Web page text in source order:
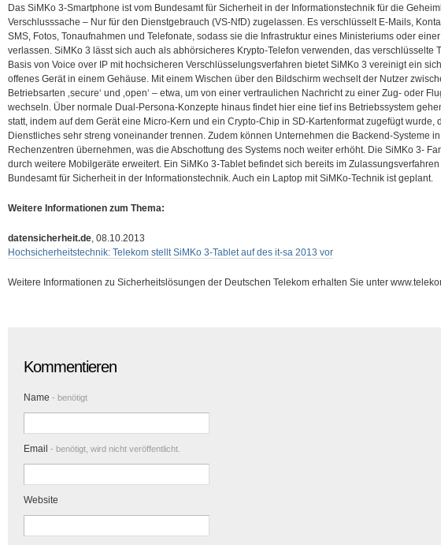
Das SiMKo 3-Smartphone ist vom Bundesamt für Sicherheit in der Informationstechnik für die
Verschlusssache – Nur für den Dienstgebrauch (VS-NfD) zugelassen. Es verschlüsselt E-Mails,
SMS, Fotos, Tonaufnahmen und Telefonate, sodass sie die Infrastruktur eines Ministeriums oder
verlassen. SiMKo 3 lässt sich auch als abhörsicheres Krypto-Telefon verwenden, das verschlüsselte
Basis von Voice over IP mit hochsicheren Verschlüsselungsverfahren bietet SiMKo 3 vereinigt ein
offenes Gerät in einem Gehäuse. Mit einem Wischen über den Bildschirm wechselt der Nutzer
Betriebsarten ‚secureʻ und ‚openʻ – etwa, um von einer vertraulichen Nachricht zu einer Zug- oder
wechseln. Über normale Dual-Persona-Konzepte hinaus findet hier eine tief ins Betriebssystem
statt, indem auf dem Gerät eine Micro-Kern und ein Crypto-Chip in SD-Kartenformat zugefügt wurde,
Dienstliches sehr streng voneinander trennen. Zudem können Unternehmen die Backend-Systeme
Rechenzentren übernehmen, was die Abschottung des Systems noch weiter erhöht. Die SiMKo 3-
durch weitere Mobilgeräte erweitert. Ein SiMKo 3-Tablet befindet sich bereits im
Bundesamt für Sicherheit in der Informationstechnik. Auch ein Laptop mit SiMKo-Technik ist geplant.
Weitere Informationen zum Thema:
datensicherheit.de, 08.10.2013
Hochsicherheitstechnik: Telekom stellt SiMKo 3-Tablet auf des it-sa 2013 vor
Weitere Informationen zu Sicherheitslösungen der Deutschen Telekom erhalten Sie unter
Kommentieren
Name - benötigt
Email - benötigt, wird nicht veröffentlicht.
Website